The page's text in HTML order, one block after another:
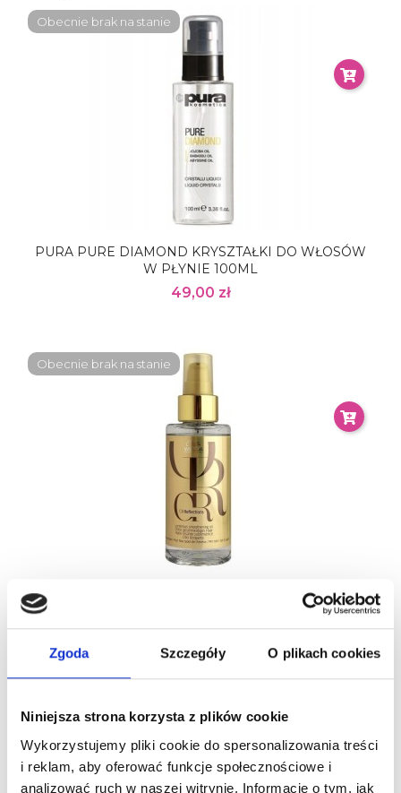
Zgoda Szczegóły O plikach cookies
Niniejsza strona korzysta z plików cookie
Wykorzystujemy pliki cookie do spersonalizowania treści
i reklam, aby oferować funkcje społecznościowe i
analizować ruch w naszej witrynie. Informacje o tym, jak
PURA PURE DIAMOND KRYSZTAŁKI DO WŁOSÓW
W PŁYNIE 100ML
49,00 zł
Obecnie brak na stanie
WELLA PROFESSIONALS OIL REFLECTIONS ELIXIR
Obecnie brak na stanie